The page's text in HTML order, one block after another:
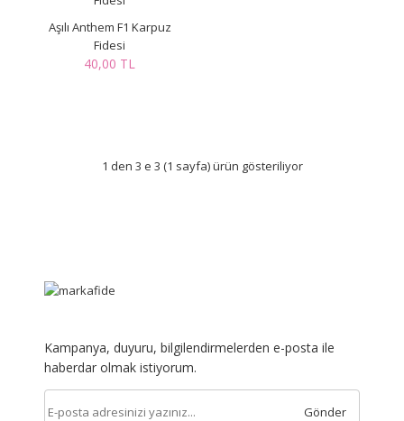
Aşılı Anthem F1 Karpuz
Fidesi
40,00 TL
1 den 3 e 3 (1 sayfa) ürün gösteriliyor
Kampanya, duyuru, bilgilendirmelerden e-posta ile
haberdar olmak istiyorum.
Gönder